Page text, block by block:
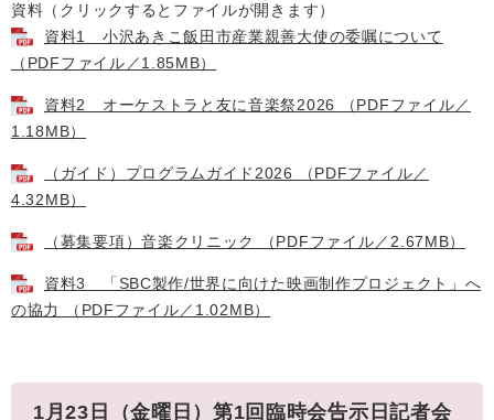
資料（クリックするとファイルが開きます）
資料1 小沢あきこ飯田市産業親善大使の委嘱について
（PDFファイル／1.85MB）
資料2 オーケストラと友に音楽祭2026 （PDFファイル／
1.18MB）
（ガイド）プログラムガイド2026 （PDFファイル／
4.32MB）
（募集要項）音楽クリニック （PDFファイル／2.67MB）
資料3 「SBC製作/世界に向けた映画制作プロジェクト」へ
の協力 （PDFファイル／1.02MB）
1月23日（金曜日）第1回臨時会告示日記者会